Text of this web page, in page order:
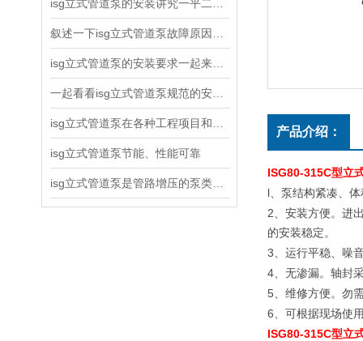
isg立式管道泵节能、性能可靠
产品介绍：
ISG80-315C型立
l、泵结构紧凑、
2、安装方便。 进
的安装稳定。
3、运行平稳、噪
4、无渗漏。轴封
5、维修方便。勿
6、可根据现场使
ISG80-315C型立